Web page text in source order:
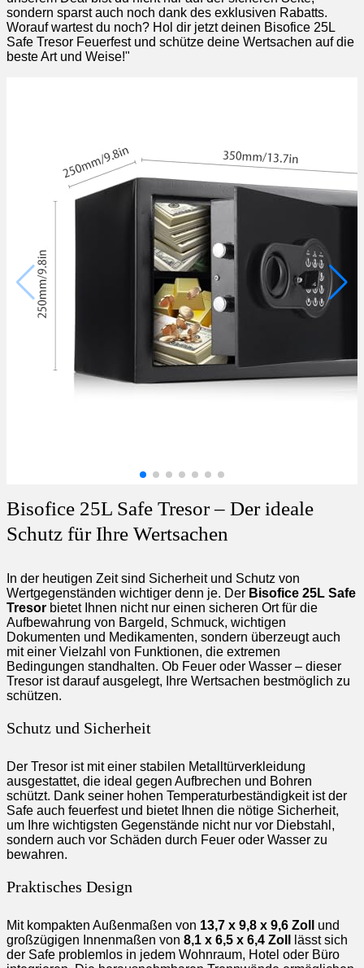
sondern sparst auch noch dank des exklusiven Rabatts.
Worauf wartest du noch? Hol dir jetzt deinen Bisofice 25L
Safe Tresor Feuerfest und schütze deine Wertsachen auf die
beste Art und Weise!"
Bisofice 25L Safe Tresor – Der ideale
Schutz für Ihre Wertsachen
In der heutigen Zeit sind Sicherheit und Schutz von
Wertgegenständen wichtiger denn je. Der Bisofice 25L Safe
Tresor bietet Ihnen nicht nur einen sicheren Ort für die
Aufbewahrung von Bargeld, Schmuck, wichtigen
Dokumenten und Medikamenten, sondern überzeugt auch
mit einer Vielzahl von Funktionen, die extremen
Bedingungen standhalten. Ob Feuer oder Wasser – dieser
Tresor ist darauf ausgelegt, Ihre Wertsachen bestmöglich zu
schützen.
Schutz und Sicherheit
Der Tresor ist mit einer stabilen Metalltürverkleidung
ausgestattet, die ideal gegen Aufbrechen und Bohren
schützt. Dank seiner hohen Temperaturbeständigkeit ist der
Safe auch feuerfest und bietet Ihnen die nötige Sicherheit,
um Ihre wichtigsten Gegenstände nicht nur vor Diebstahl,
sondern auch vor Schäden durch Feuer oder Wasser zu
bewahren.
Praktisches Design
Mit kompakten Außenmaßen von 13,7 x 9,8 x 9,6 Zoll
und
großzügigen Innenmaßen von 8,1 x 6,5 x 6,4 Zoll
lässt sich
der Safe problemlos in jedem Wohnraum, Hotel oder Büro